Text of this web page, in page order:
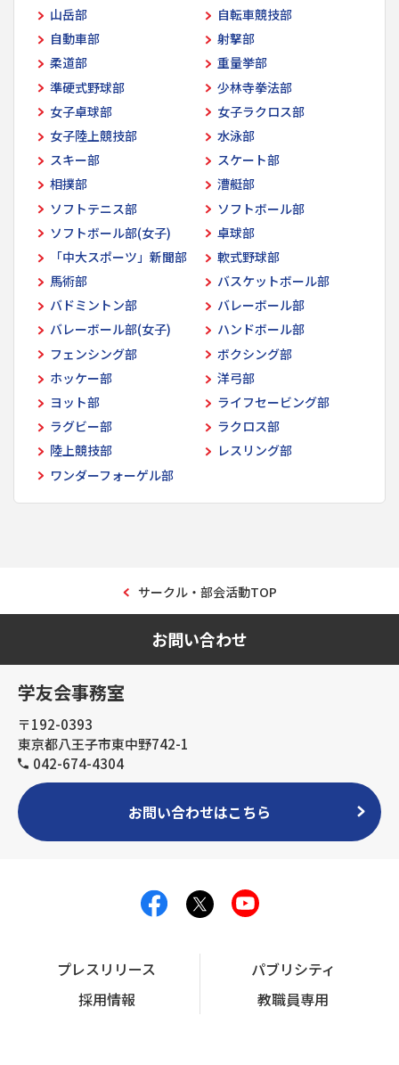
山岳部
自転車競技部
自動車部
射撃部
柔道部
重量挙部
準硬式野球部
少林寺拳法部
女子卓球部
女子ラクロス部
女子陸上競技部
水泳部
スキー部
スケート部
相撲部
漕艇部
ソフトテニス部
ソフトボール部
ソフトボール部(女子)
卓球部
「中大スポーツ」新聞部
軟式野球部
馬術部
バスケットボール部
バドミントン部
バレーボール部
バレーボール部(女子)
ハンドボール部
フェンシング部
ボクシング部
ホッケー部
洋弓部
ヨット部
ライフセービング部
ラグビー部
ラクロス部
陸上競技部
レスリング部
ワンダーフォーゲル部
サークル・部会活動TOP
お問い合わせ
学友会事務室
〒192-0393
東京都八王子市東中野742-1
042-674-4304
お問い合わせはこちら
プレスリリース
パブリシティ
採用情報
教職員専用